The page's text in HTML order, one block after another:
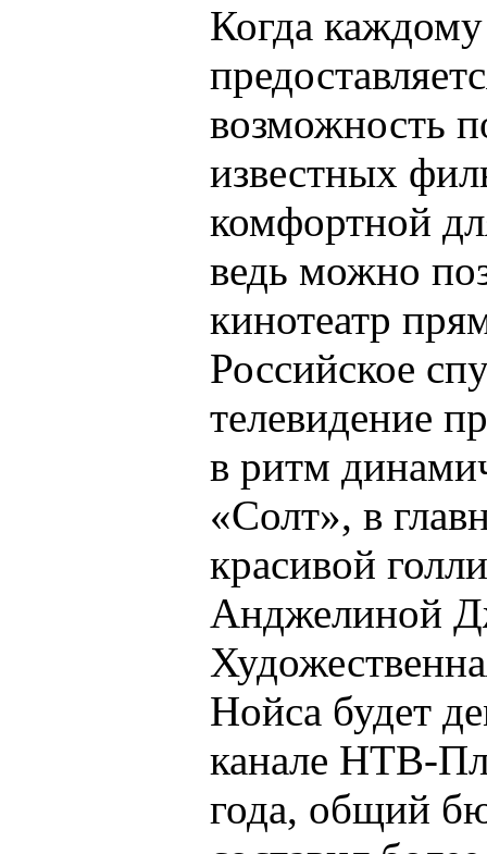
Когда
возможность
известных
комфортной
ведь можно
кинотеатр
Российское
телевидение
в ритм
«Солт», в
красивой
Анджелиной
Нойса будет
канале НТВ-
года, общий